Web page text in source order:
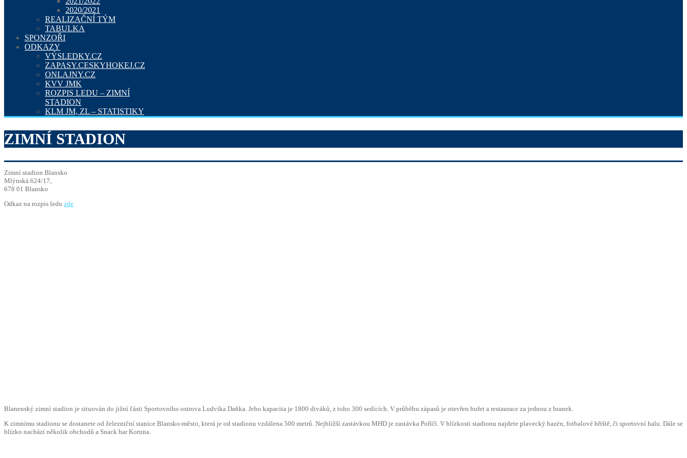
2020/2021
REALIZAČNÍ TÝM
TABULKA
SPONZOŘI
ODKAZY
VÝSLEDKY.CZ
ZAPASY.CESKYHOKEJ.CZ
ONLAJNY.CZ
KVV JMK
ROZPIS LEDU – ZIMNÍ
STADION
KLM JM, ZL – STATISTIKY
ZIMNÍ STADION
Zimní stadion Blansko
Mlýnská 624/17,
678 01 Blansko
Odkaz na rozpis ledu zde
Blanenský zimní stadion je situován do jižní části Sportovního ostrova Ludvíka Daňka. Jeho kapacita je 1800 diváků, z toho 300 sedících. V průběhu zápasů je otevřen bufet a restaurace za jednou z branek.
K zimnímu stadionu se dostanete od železniční stanice Blansko-město, která je od stadionu vzdálena 500 metrů. Nejbližší zastávkou MHD je zastávka Poříčí. V blízkosti stadionu najdete plavecký bazén, fotbalové hřiště, či sportovní halu. Dále se
blízko nachází několik obchodů a Snack bar Koruna.